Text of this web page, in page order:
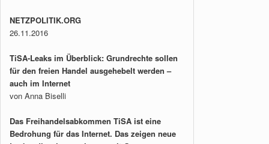
NETZPOLITIK.ORG
26.11.2016
TiSA-Leaks im Überblick: Grundrechte sollen
für den freien Handel ausgehebelt werden –
auch im Internet
von Anna Biselli
Das Freihandelsabkommen TiSA ist eine
Bedrohung für das Internet. Das zeigen neue